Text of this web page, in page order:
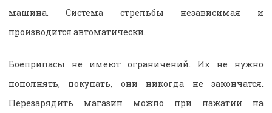
машина. Система стрельбы независимая и
производится автоматически.
Боеприпасы не имеют ограничений. Их не нужно
пополнять, покупать, они никогда не закончатся.
Перезарядить магазин можно при нажатии на